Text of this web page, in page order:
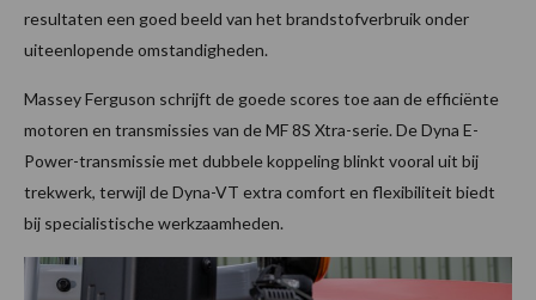
resultaten een goed beeld van het brandstofverbruik onder
uiteenlopende omstandigheden.
Massey Ferguson schrijft de goede scores toe aan de efficiënte
motoren en transmissies van de MF 8S Xtra-serie. De Dyna E-
Power-transmissie met dubbele koppeling blinkt vooral uit bij
trekwerk, terwijl de Dyna-VT extra comfort en flexibiliteit biedt
bij specialistische werkzaamheden.